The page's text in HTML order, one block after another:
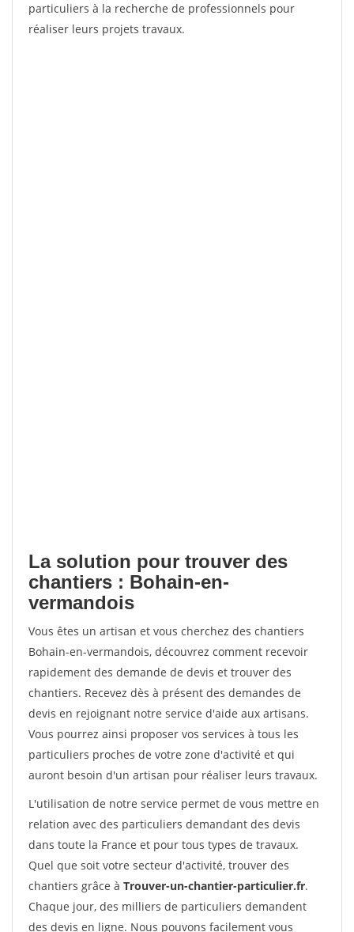
particuliers à la recherche de professionnels pour
réaliser leurs projets travaux.
La solution pour trouver des
chantiers : Bohain-en-
vermandois
Vous êtes un artisan et vous cherchez des chantiers
Bohain-en-vermandois, découvrez comment recevoir
rapidement des demande de devis et trouver des
chantiers. Recevez dès à présent des demandes de
devis en rejoignant notre service d'aide aux artisans.
Vous pourrez ainsi proposer vos services à tous les
particuliers proches de votre zone d'activité et qui
auront besoin d'un artisan pour réaliser leurs travaux.
L'utilisation de notre service permet de vous mettre en
relation avec des particuliers demandant des devis
dans toute la France et pour tous types de travaux.
Quel que soit votre secteur d'activité, trouver des
chantiers grâce à Trouver-un-chantier-particulier.fr.
Chaque jour, des milliers de particuliers demandent
des devis en ligne. Nous pouvons facilement vous